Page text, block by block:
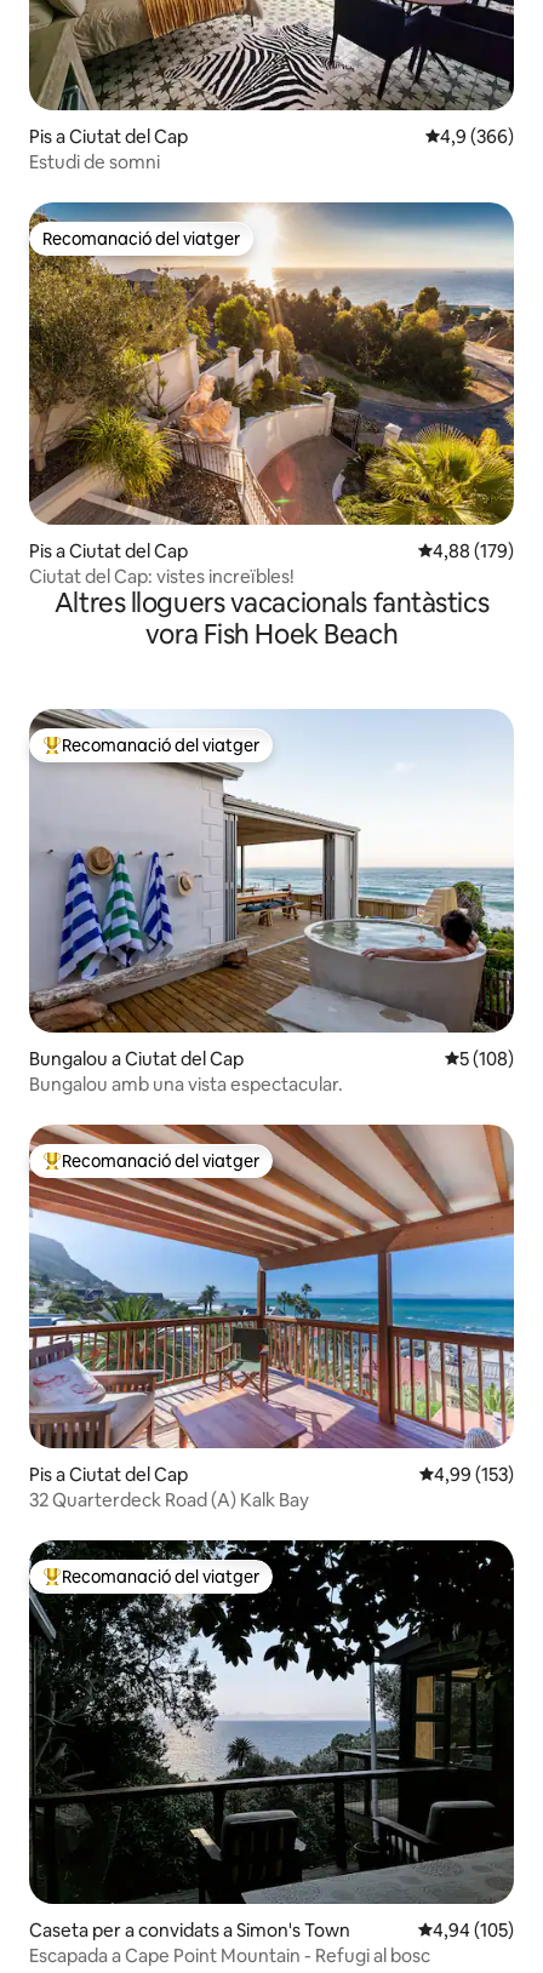
Pis a Ciutat del Cap 4,9 de
4,9 (366)
Estudi de somni
Recomanació del viatger
Recomanació del viatger
Pis a Ciutat del Cap 4,88 de
4,88 (179)
Ciutat del Cap: vistes increïbles!
Altres lloguers vacacionals fantàstics
vora Fish Hoek Beach
Principals recomanacions dels viatgers
Recomanació del viatger
Bungalou a Ciutat del Cap 5 de
5 (108)
Bungalou amb una vista espectacular.
Principals recomanacions dels viatgers
Recomanació del viatger
Pis a Ciutat del Cap 4,99 de
4,99 (153)
32 Quarterdeck Road (A) Kalk Bay
Principals recomanacions dels viatgers
Recomanació del viatger
Caseta per a convidats a Simon's Town 4,94 de
4,94 (105)
Escapada a Cape Point Mountain - Refugi al bosc